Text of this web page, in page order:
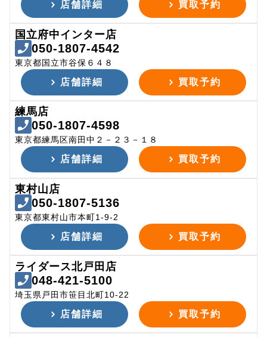
店舗詳細 買取予約
国立府中インター店
050-1807-4542
東京都国立市谷保６４８
店舗詳細 買取予約
練馬店
050-1807-4598
東京都練馬区南田中２－２３－１８
店舗詳細 買取予約
東村山店
050-1807-5136
東京都東村山市本町1-9-2
店舗詳細 買取予約
ライダース北戸田店
048-421-5100
埼玉県戸田市笹目北町10-22
店舗詳細 買取予約